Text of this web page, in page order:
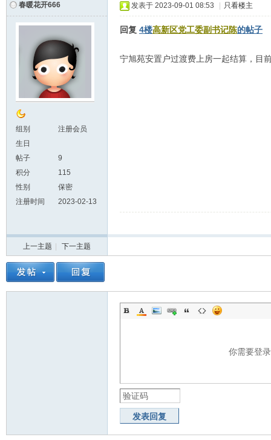
春暖花开666
组别
注册会员
生日
帖子
9
积分
115
性别
保密
注册时间
2023-02-13
发表于 2023-09-01 08:53 只看楼主
回复 4楼高新区党工委副书记陈的帖子
宁旭苑安置户过渡费上房一起结算，目
上一主题 下一主题
你需要登
发表回复